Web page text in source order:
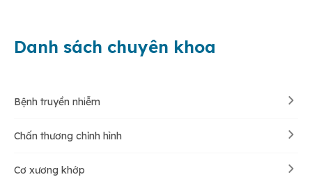
Danh sách chuyên khoa
Bệnh truyền nhiễm
Chấn thương chỉnh hình
Cơ xương khớp